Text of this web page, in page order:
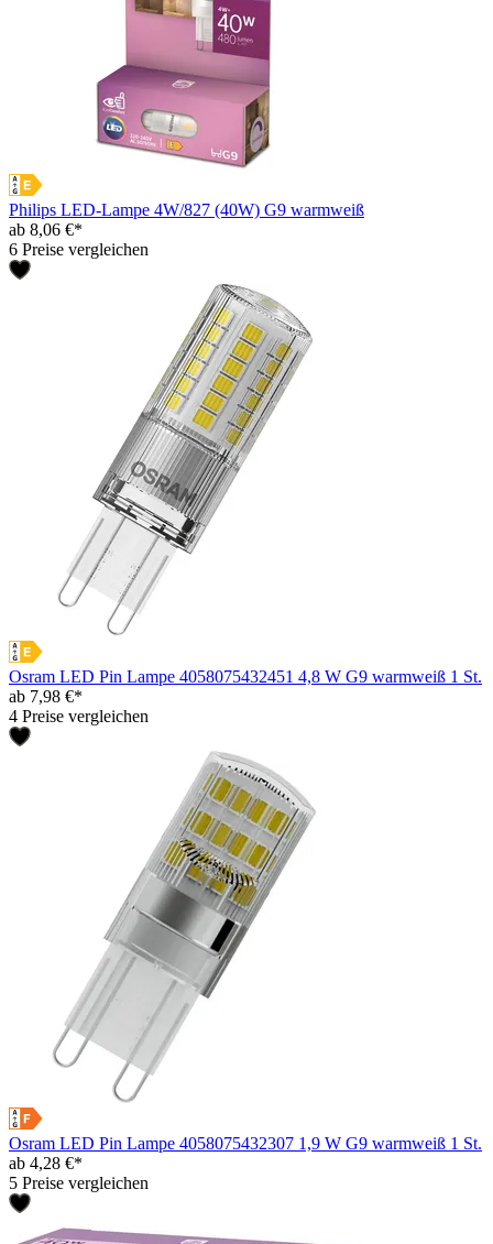
Philips LED-Lampe 4W/827 (40W) G9 warmweiß
ab 8,06 €*
6 Preise vergleichen
Osram LED Pin Lampe 4058075432451 4,8 W G9 warmweiß 1 St.
ab 7,98 €*
4 Preise vergleichen
Osram LED Pin Lampe 4058075432307 1,9 W G9 warmweiß 1 St.
ab 4,28 €*
5 Preise vergleichen